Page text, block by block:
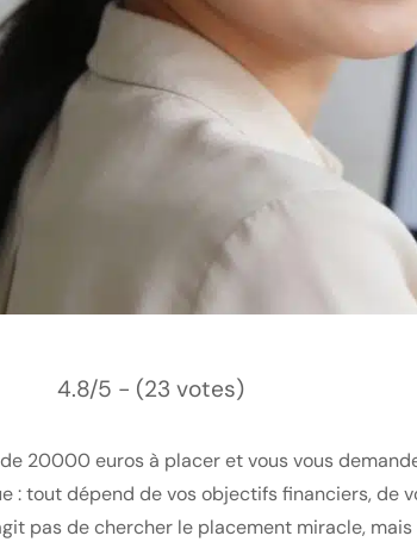
4.8/5 - (23 votes)
20000 euros à placer et vous vous
: tout dépend de vos objectifs financiers,
pas de chercher le placement miracle,